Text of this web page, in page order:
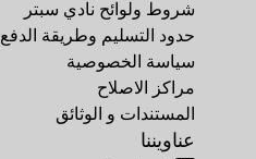
شروط ولوائح نادي سبتر
حدود التسليم وطريقة الدفع
سياسة الخصوصية
مراكز الاصلاح
المستندات و الوثائق
عناويننا